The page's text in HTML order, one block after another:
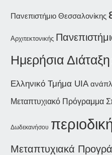
Πανεπιστήμιο Θεσσαλονίκης
Αρχιτεκτονικής
Ημερήσια Διάταξη
Ελληνικό Τμήμα UIA
Μεταπτυχιακό Πρόγραμμα
Δωδεκανήσου
Μεταπτυχιακά